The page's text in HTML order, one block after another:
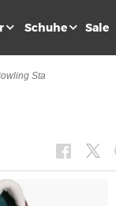
Schuhe Sale
Sta